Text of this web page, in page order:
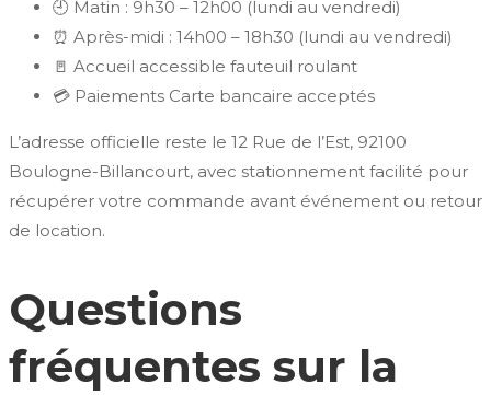
🕘 Matin : 9h30 – 12h00 (lundi au vendredi)
⏰ Après-midi : 14h00 – 18h30 (lundi au vendredi)
🚪 Accueil accessible fauteuil roulant
💳 Paiements Carte bancaire acceptés
L’adresse officielle reste le 12 Rue de l’Est, 92100
Boulogne-Billancourt, avec stationnement facilité pour
récupérer votre commande avant événement ou retour
de location.
Questions
fréquentes sur la